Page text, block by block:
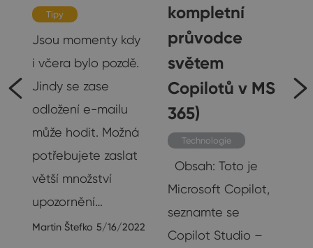
Tipy
Jsou momenty kdy
i včera bylo pozdě.
Jindy se zase
odložení e-mailu
může hodit. Možná
potřebujete zaslat
větší množství
upozornění…
Martin Štefko 5/16/2022
kompletní
průvodce
světem
Copilotů v MS
365)
Technologie
Obsah: Toto je
Microsoft Copilot,
seznamte se
Copilot Studio –